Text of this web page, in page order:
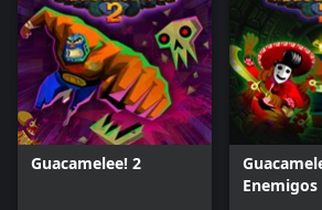
Guacamelee! 2